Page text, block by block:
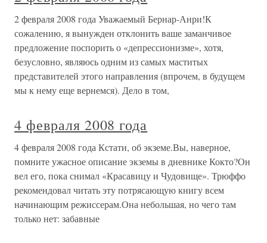
2 февраля 2008 года Уважаемый Бернар-Анри!К
сожалению, я вынужден отклонить ваше заманчивое
предложение поспорить о «депрессионизме», хотя,
безусловно, являюсь одним из самых маститых
представителей этого направления (впрочем, в будущем
мы к нему еще вернемся). Дело в том,
4 февраля 2008 года
4 февраля 2008 года Кстати, об экземе.Вы, наверное,
помните ужасное описание экземы в дневнике Кокто?Он
вел его, пока снимал «Красавицу и Чудовище». Трюффо
рекомендовал читать эту потрясающую книгу всем
начинающим режиссерам.Она небольшая, но чего там
только нет: забавные